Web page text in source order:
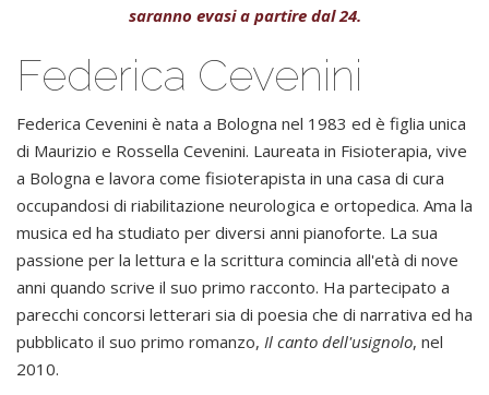
saranno evasi a partire dal 24.
Federica Cevenini
Federica Cevenini è nata a Bologna nel 1983 ed è figlia unica
di Maurizio e Rossella Cevenini. Laureata in Fisioterapia, vive
a Bologna e lavora come fisioterapista in una casa di cura
occupandosi di riabilitazione neurologica e ortopedica. Ama la
musica ed ha studiato per diversi anni pianoforte. La sua
passione per la lettura e la scrittura comincia all'età di nove
anni quando scrive il suo primo racconto. Ha partecipato a
parecchi concorsi letterari sia di poesia che di narrativa ed ha
pubblicato il suo primo romanzo, Il canto dell'usignolo, nel
2010.